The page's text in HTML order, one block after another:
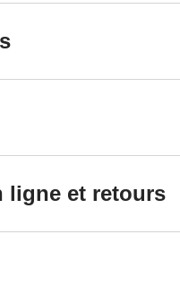
ligne et retours